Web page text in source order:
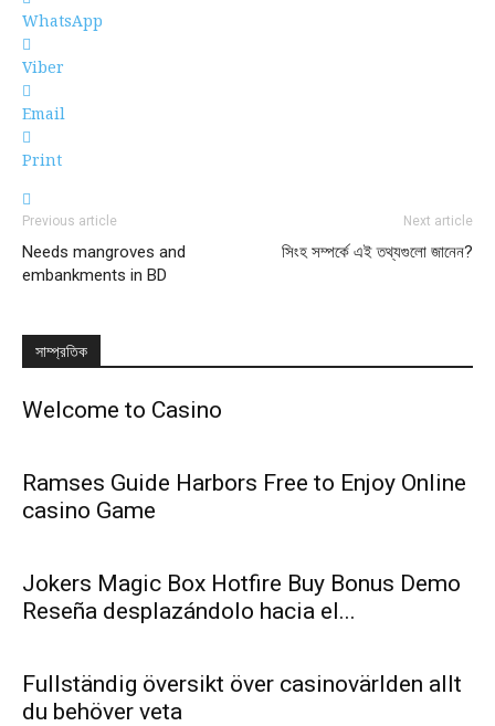
WhatsApp
Viber
Email
Print
Previous article
Needs mangroves and
embankments in BD
Next article
সিংহ সম্পর্কে এই তথ্যগুলো জানেন?
সাম্প্রতিক
Welcome to Casino
Ramses Guide Harbors Free to Enjoy Online
casino Game
Jokers Magic Box Hotfire Buy Bonus Demo
Reseña desplazándolo hacia el...
Fullständig översikt över casinovärlden allt
du behöver veta